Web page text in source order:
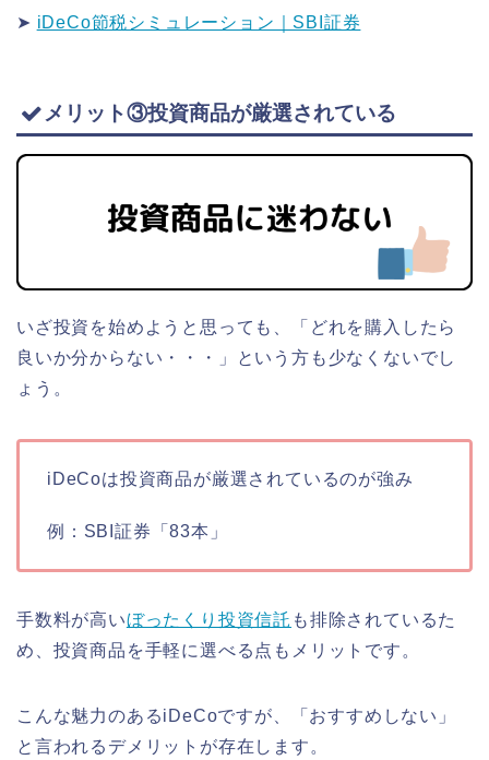
➤ iDeCo節税シミュレーション｜SBI証券
メリット③投資商品が厳選されている
いざ投資を始めようと思っても、「どれを購入したら
良いか分からない・・・」という方も少なくないでし
ょう。
iDeCoは投資商品が厳選されているのが強み
例：SBI証券「83本」
手数料が高いぼったくり投資信託 も排除されているた
め、投資商品を手軽に選べる点もメリットです。
こんな魅力のあるiDeCoですが、「おすすめしない」
と言われるデメリットが存在します。